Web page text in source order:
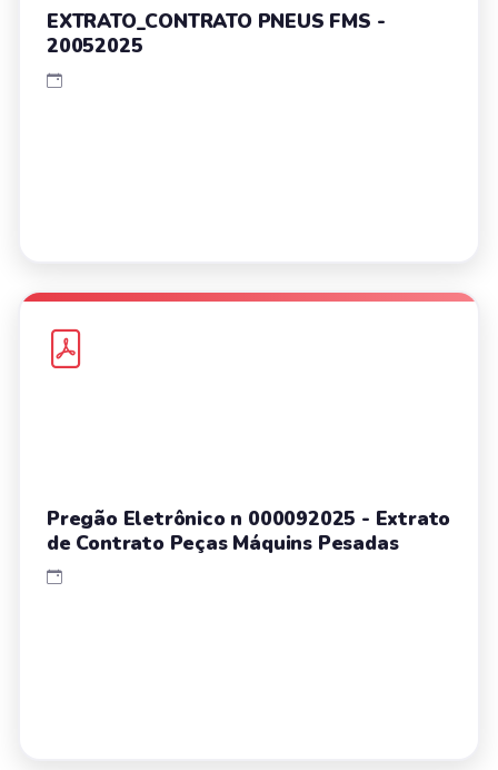
EXTRATO_CONTRATO PNEUS FMS -
20052025
Pregão Eletrônico n 000092025 - Extrato
de Contrato Peças Máquins Pesadas